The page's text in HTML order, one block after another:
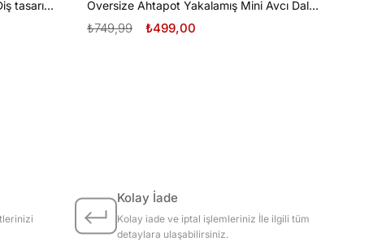
Oversize Tüplü Dalış ve Beyaz Diş tasarım unisex T-shirt Oversize Ahtapot Yakalamış Mini Avcı Dalgıç Tasarım unisex T-shirt
₺499,00
₺749,99
Kolay İade
Kolay iade ve iptal işlemleriniz İle ilgili tüm
detaylara ulaşabilirsiniz.